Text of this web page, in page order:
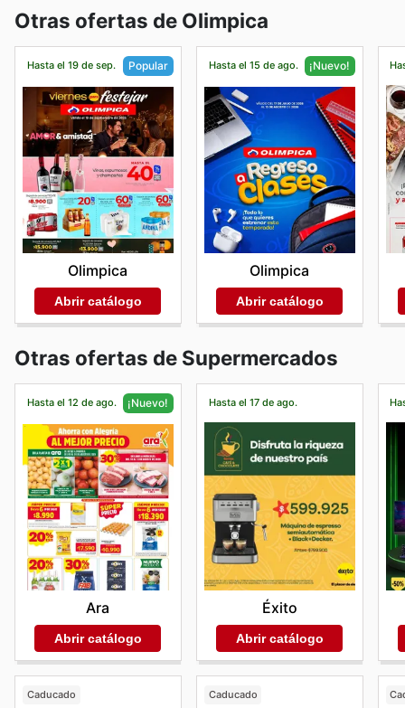
Otras ofertas de Olimpica
Hasta el 19 de sep. Popular
Olimpica
Abrir catálogo
Hasta el 15 de ago. ¡Nuevo!
Olimpica
Abrir catálogo
Otras ofertas de Supermercados
Hasta el 12 de ago. ¡Nuevo!
Ara
Abrir catálogo
Hasta el 17 de ago.
Éxito
Abrir catálogo
Caducado Caducado